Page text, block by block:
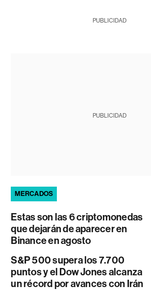
PUBLICIDAD
PUBLICIDAD
MERCADOS
Estas son las 6 criptomonedas
que dejarán de aparecer en
Binance en agosto
S&P 500 supera los 7.700
puntos y el Dow Jones alcanza
un récord por avances con Irán